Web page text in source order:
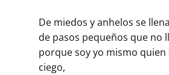
De miedos y anhelos se
de pasos pequeños que no
porque soy yo mismo quien
ciego,